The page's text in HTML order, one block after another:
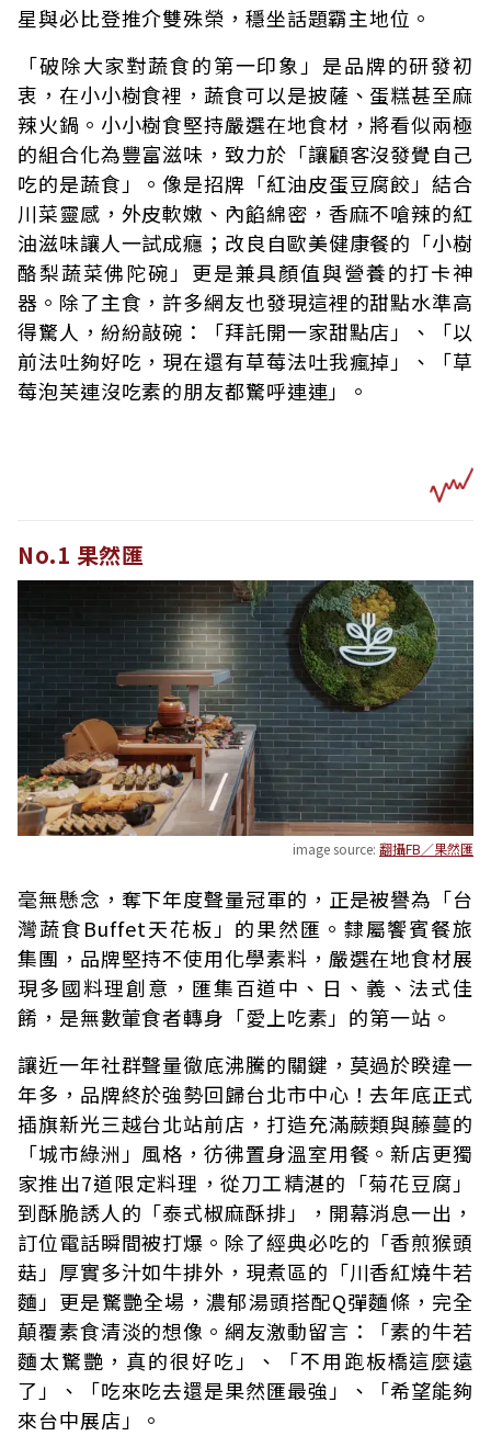
星與必比登推介雙殊榮，穩坐話題霸主地位。
「破除大家對蔬食的第一印象」是品牌的研發初
衷，在小小樹食裡，蔬食可以是披薩、蛋糕甚至麻
辣火鍋。小小樹食堅持嚴選在地食材，將看似兩極
的組合化為豐富滋味，致力於「讓顧客沒發覺自己
吃的是蔬食」。像是招牌「紅油皮蛋豆腐餃」結合
川菜靈感，外皮軟嫩、內餡綿密，香麻不嗆辣的紅
油滋味讓人一試成癮；改良自歐美健康餐的「小樹
酪梨蔬菜佛陀碗」更是兼具顏值與營養的打卡神
器。除了主食，許多網友也發現這裡的甜點水準高
得驚人，紛紛敲碗：「拜託開一家甜點店」、「以
前法吐夠好吃，現在還有草莓法吐我瘋掉」、「草
莓泡芙連沒吃素的朋友都驚呼連連」。
No.1 果然匯
image source: 翻攝FB／果然匯
毫無懸念，奪下年度聲量冠軍的，正是被譽為「台
灣蔬食Buffet天花板」的果然匯。隸屬饗賓餐旅
集團，品牌堅持不使用化學素料，嚴選在地食材展
現多國料理創意，匯集百道中、日、義、法式佳
餚，是無數葷食者轉身「愛上吃素」的第一站。
讓近一年社群聲量徹底沸騰的關鍵，莫過於睽違一
年多，品牌終於強勢回歸台北市中心！去年底正式
插旗新光三越台北站前店，打造充滿蕨類與藤蔓的
「城市綠洲」風格，彷彿置身溫室用餐。新店更獨
家推出7道限定料理，從刀工精湛的「菊花豆腐」
到酥脆誘人的「泰式椒麻酥排」，開幕消息一出，
訂位電話瞬間被打爆。除了經典必吃的「香煎猴頭
菇」厚實多汁如牛排外，現煮區的「川香紅燒牛若
麵」更是驚艷全場，濃郁湯頭搭配Q彈麵條，完全
顛覆素食清淡的想像。網友激動留言：「素的牛若
麵太驚艷，真的很好吃」、「不用跑板橋這麼遠
了」、「吃來吃去還是果然匯最強」、「希望能夠
來台中展店」。